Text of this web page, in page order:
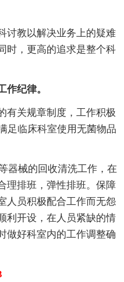
教以解决业务上的疑难
时，更高的追求是整个科
纪律。
关规章制度，工作积极
足临床科室使用无菌物品
械的回收清洗工作，在
理排班，弹性排班。保障
人员积极配合工作而无怨
利开设，在人员紧缺的情
做好科室内的工作调整确